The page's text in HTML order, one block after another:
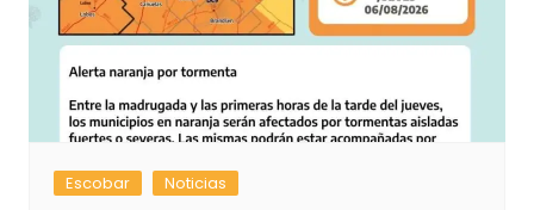
Escobar Noticias